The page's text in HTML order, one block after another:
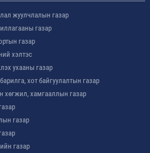
жуулчлалын газар
газар
газар
хэлтэс
ухааны газар
хот байгуулалтын газар
хөгжил, хамгааллын газар
газар
газар